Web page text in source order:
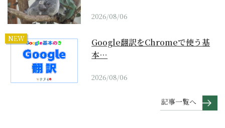
2026/08/06
NEW
Google翻訳をChromeで使う基
本…
2026/08/06
記事一覧へ